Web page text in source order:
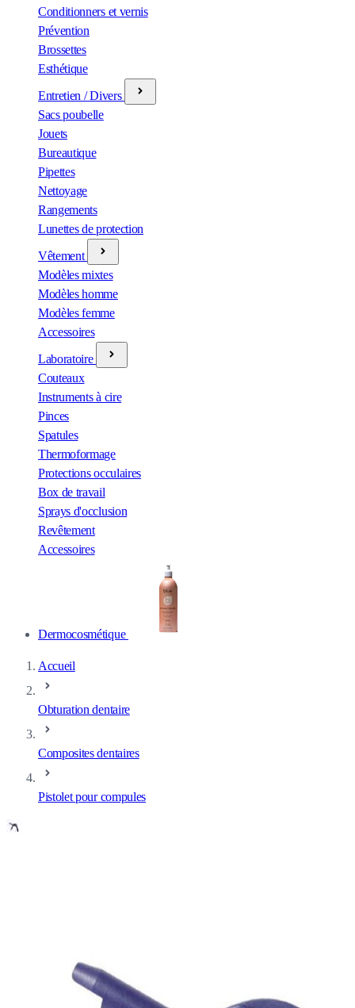
Conditionners et vernis
Prévention
Brossettes
Esthétique
Entretien / Divers
Sacs poubelle
Jouets
Bureautique
Pipettes
Nettoyage
Rangements
Lunettes de protection
Vêtement
Modèles mixtes
Modèles homme
Modèles femme
Accessoires
Laboratoire
Couteaux
Instruments à cire
Pinces
Spatules
Thermoformage
Protections occulaires
Box de travail
Sprays d'occlusion
Revêtement
Accessoires
Dermocosmétique
Accueil
Obturation dentaire
Composites dentaires
Pistolet pour compules